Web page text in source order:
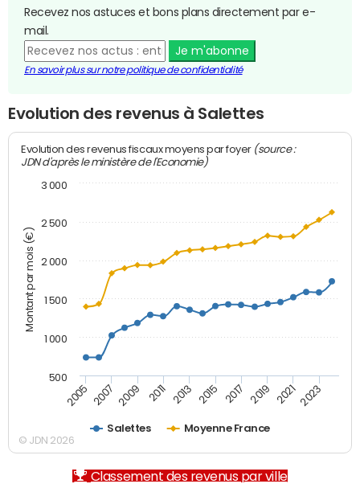
Recevez nos astuces et bons plans directement par e-
mail.
Je m'abonne
En savoir plus sur notre politique de confidentialité
Evolution des revenus à Salettes
Montant par mois (€)
Evolution des revenus fiscaux moyens par foyer (source :
JDN d'après le ministère de l'Economie)
Salettes Moyenne France
2005 2007 2009 2011 2013 2015 2017 2019 2021 2023
500
1 000
1 500
2 000
2 500
3 000
© JDN 2026
Classement des revenus par ville